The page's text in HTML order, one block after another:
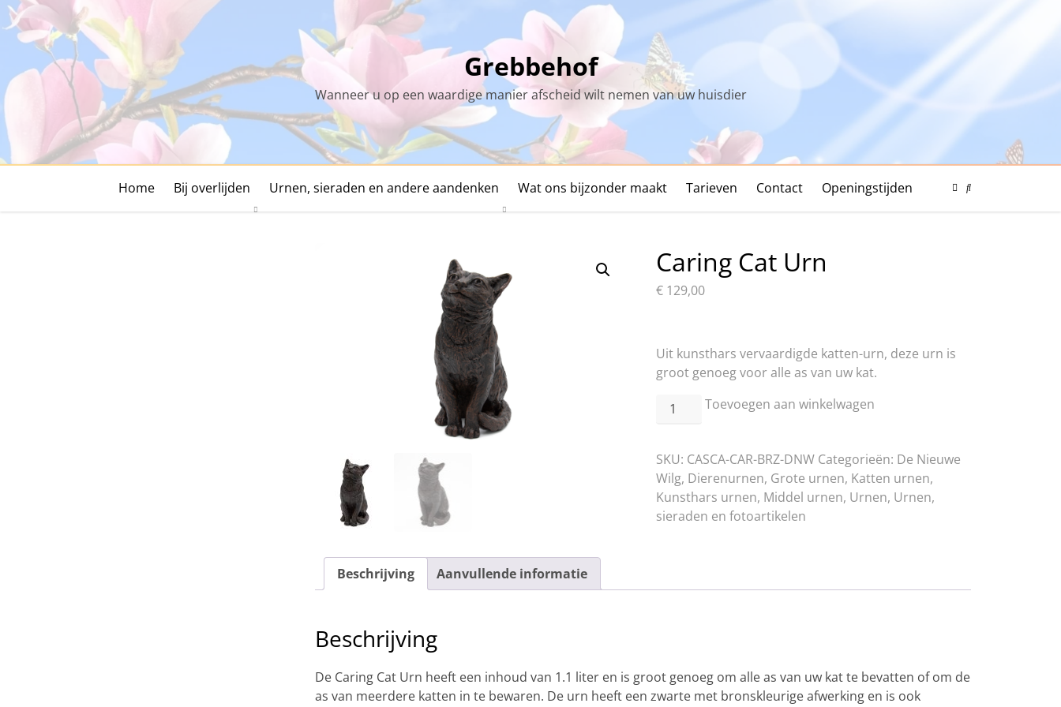
Skip
to
content
Grebbehof
Wanneer u op een waardige manier afscheid wilt nemen van uw huisdier
Home Bij overlijden Urnen, sieraden en andere aandenken Wat ons bijzonder maakt Tarieven Contact Openingstijden
Color
Caring Cat Urn
€ 129,00
Uit kunsthars vervaardigde katten-urn, deze urn is
groot genoeg voor alle as van uw kat.
Caring
aantal
Toevoegen aan winkelwagen
SKU: CASCA-CAR-BRZ-DNW Categorieën: De Nieuwe
Wilg, Dierenurnen, Grote urnen, Katten urnen,
Kunsthars urnen, Middel urnen, Urnen, Urnen,
sieraden en fotoartikelen
Beschrijving Aanvullende informatie
Beschrijving
De Caring Cat Urn heeft een inhoud van 1.1 liter en is groot genoeg om alle as van uw kat te bevatten of om de
as van meerdere katten in te bewaren. De urn heeft een zwarte met bronskleurige afwerking en is ook